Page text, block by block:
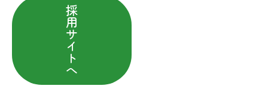
採
用
サ
イ
ト
へ